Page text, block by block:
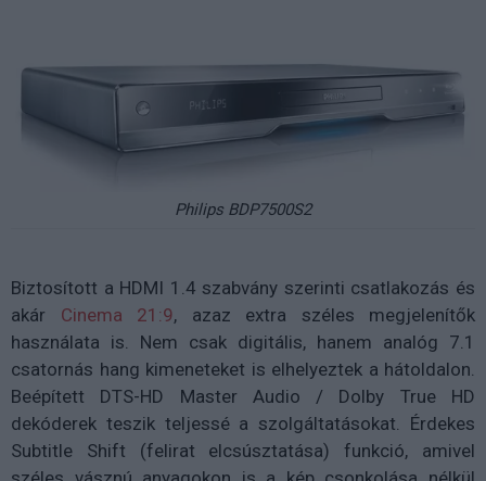
Philips BDP7500S2
Biztosított a HDMI 1.4 szabvány szerinti csatlakozás és
akár Cinema 21:9, azaz extra széles megjelenítők
használata is. Nem csak digitális, hanem analóg 7.1
csatornás hang kimeneteket is elhelyeztek a hátoldalon.
Beépített DTS-HD Master Audio / Dolby True HD
dekóderek teszik teljessé a szolgáltatásokat. Érdekes
Subtitle Shift (felirat elcsúsztatása) funkció, amivel